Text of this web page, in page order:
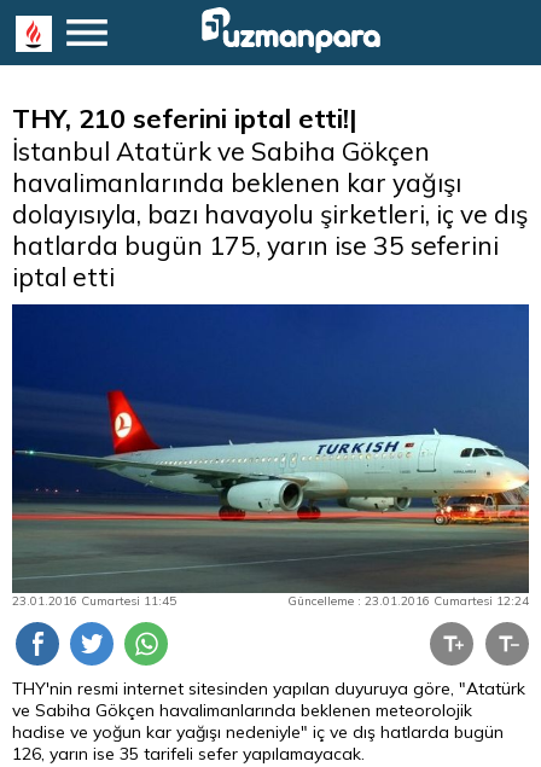
THY, 210 seferini iptal etti!|
İstanbul Atatürk ve Sabiha Gökçen
havalimanlarında beklenen kar yağışı
dolayısıyla, bazı havayolu şirketleri, iç ve dış
hatlarda bugün 175, yarın ise 35 seferini
iptal etti
23.01.2016 Cumartesi 11:45 Güncelleme : 23.01.2016 Cumartesi 12:24
THY'nin resmi internet sitesinden yapılan duyuruya göre, "Atatürk
ve Sabiha Gökçen havalimanlarında beklenen meteorolojik
hadise ve yoğun kar yağışı nedeniyle" iç ve dış hatlarda bugün
126, yarın ise 35 tarifeli sefer yapılamayacak.